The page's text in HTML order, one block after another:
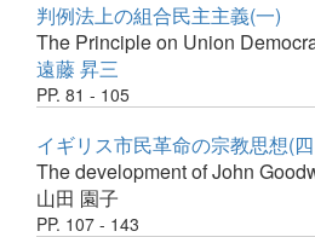
判例法上の組合民主主義(一)
The Principle on Union
遠藤 昇三
PP. 81 - 105
イギリス市民革命の宗教思想(
The development of John
山田 園子
PP. 107 - 143